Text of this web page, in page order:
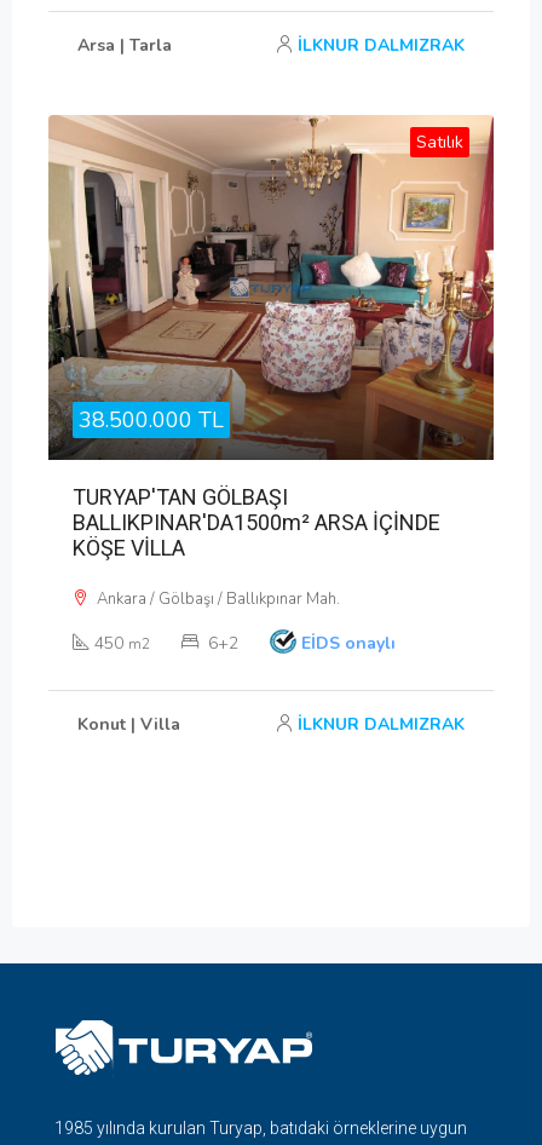
Arsa | Tarla İLKNUR DALMIZRAK
Satılık
38.500.000 TL
TURYAP'TAN GÖLBAŞI
BALLIKPINAR'DA1500m² ARSA İÇİNDE
KÖŞE VİLLA
Ankara / Gölbaşı / Ballıkpınar Mah.
450 m2 6+2 EİDS onaylı
Konut | Villa İLKNUR DALMIZRAK
1985 yılında kurulan Turyap, batıdaki örneklerine uygun